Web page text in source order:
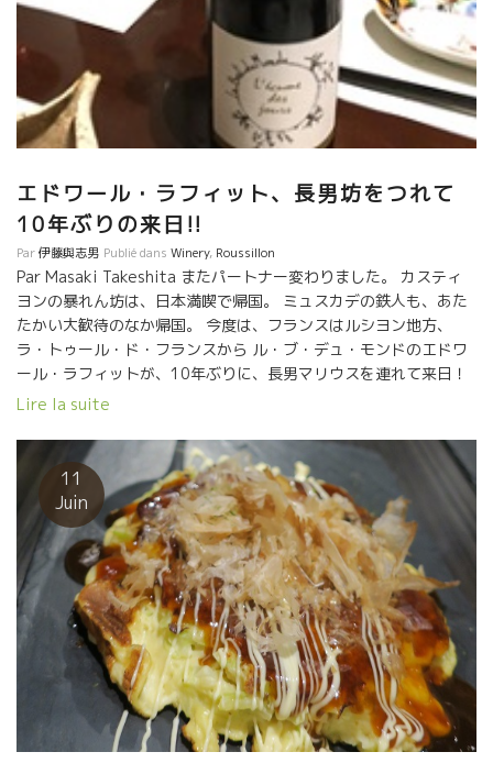
エドワール・ラフィット、長男坊をつれて
10年ぶりの来日!!
Par伊藤與志男 Publié dans Winery, Roussillon
Par Masaki Takeshita またパートナー変わりました。 カスティ
ヨンの暴れん坊は、日本満喫で帰国。 ミュスカデの鉄人も、あた
たかい大歓待のなか帰国。 今度は、フランスはルシヨン地方、
ラ・トゥール・ド・フランスから ル・ブ・デュ・モンドのエドワ
ール・ラフィットが、10年ぶりに、長男マリウスを連れて来日！
ジャン・フランソワ・ニックの後エステザルグ
ンザック村の農協のカーブを買い取り、 誰にも左右されない独立
国ジャジャキスタンJajakistan（ワインの国）を開国。 年々さら
にジューシーでエレガントなワインを造りだしてきたエドワール
の2016年に言葉はいらない。気がつけばボトルが空！ 今回お会い
する全国の皆様、エドワールとの出会い！ お楽しみに！
Lire la suite
11
Juin